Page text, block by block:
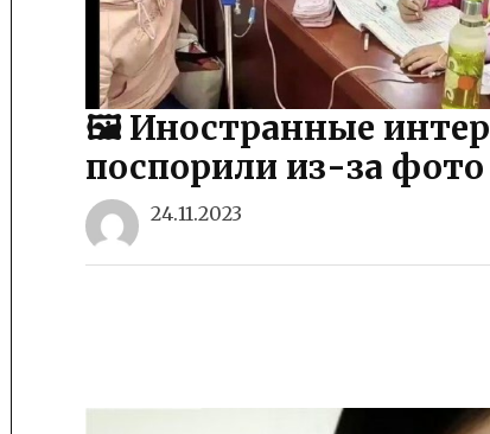
🖼 Иностранные
поспорили из-за
24.11.2023